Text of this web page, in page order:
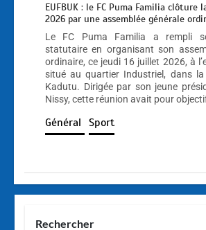
EUFBUK : le FC Puma Familia clôture
2026 par une assemblée générale
Le FC Puma Familia a rempli
statutaire en organisant son
ordinaire, ce jeudi 16 juillet 2026, à
situé au quartier Industriel, dans
Kadutu. Dirigée par son jeune
Nissy, cette réunion avait pour
Général Sport
Rechercher